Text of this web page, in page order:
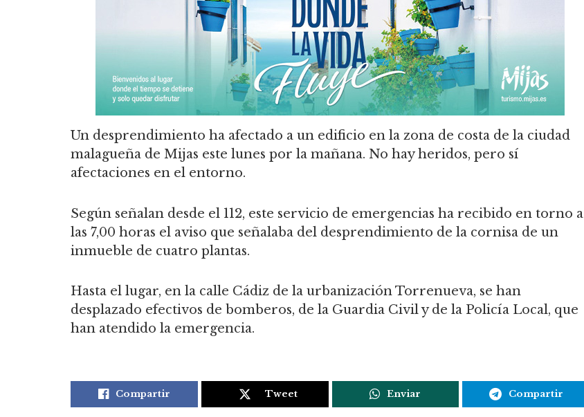
Un desprendimiento ha afectado a un edificio en la zona de costa de la ciudad
malagueña de Mijas este lunes por la mañana. No hay heridos, pero sí
afectaciones en el entorno.
Según señalan desde el 112, este servicio de emergencias ha recibido en torno a
las 7,00 horas el aviso que señalaba del desprendimiento de la cornisa de un
inmueble de cuatro plantas.
Hasta el lugar, en la calle Cádiz de la urbanización Torrenueva, se han
desplazado efectivos de bomberos, de la Guardia Civil y de la Policía Local, que
han atendido la emergencia.
Compartir Tweet Enviar Compartir